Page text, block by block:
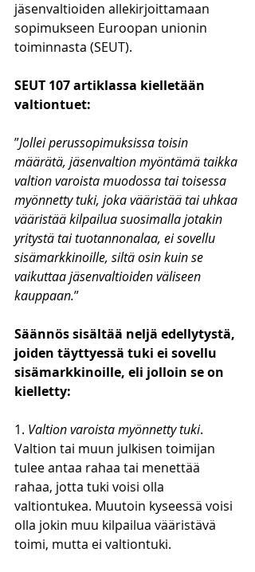
jäsenvaltioiden allekirjoittamaan
sopimukseen Euroopan unionin
toiminnasta (SEUT).
SEUT 107 artiklassa kielletään
valtiontuet:
”Jollei perussopimuksissa toisin
määrätä, jäsenvaltion myöntämä taikka
valtion varoista muodossa tai toisessa
myönnetty tuki, joka vääristää tai uhkaa
vääristää kilpailua suosimalla jotakin
yritystä tai tuotannonalaa, ei sovellu
sisämarkkinoille, siltä osin kuin se
vaikuttaa jäsenvaltioiden väliseen
kauppaan.”
Säännös sisältää neljä edellytystä,
joiden täyttyessä tuki ei sovellu
sisämarkkinoille, eli jolloin se on
kielletty:
1. Valtion varoista myönnetty tuki.
Valtion tai muun julkisen toimijan
tulee antaa rahaa tai menettää
rahaa, jotta tuki voisi olla
valtiontukea. Muutoin kyseessä voisi
olla jokin muu kilpailua vääristävä
toimi, mutta ei valtiontuki.